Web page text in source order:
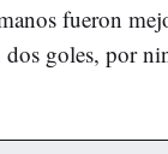
fueron
dos goles, por